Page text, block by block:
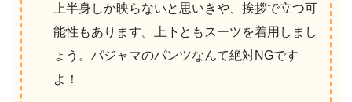
上半身しか映らないと思いきや、挨拶で立つ可
能性もあります。上下ともスーツを着用しまし
ょう。パジャマのパンツなんて絶対NGです
よ！